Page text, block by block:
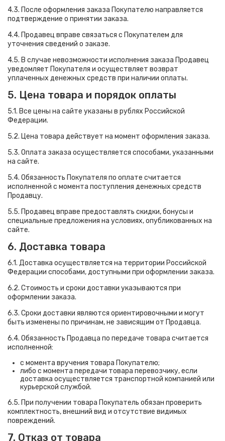
4.3. После оформления заказа Покупателю направляется
подтверждение о принятии заказа.
4.4. Продавец вправе связаться с Покупателем для
уточнения сведений о заказе.
4.5. В случае невозможности исполнения заказа Продавец
уведомляет Покупателя и осуществляет возврат
уплаченных денежных средств при наличии оплаты.
5. Цена товара и порядок оплаты
5.1. Все цены на сайте указаны в рублях Российской
Федерации.
5.2. Цена товара действует на момент оформления заказа.
5.3. Оплата заказа осуществляется способами, указанными
на сайте.
5.4. Обязанность Покупателя по оплате считается
исполненной с момента поступления денежных средств
Продавцу.
5.5. Продавец вправе предоставлять скидки, бонусы и
специальные предложения на условиях, опубликованных на
сайте.
6. Доставка товара
6.1. Доставка осуществляется на территории Российской
Федерации способами, доступными при оформлении заказа.
6.2. Стоимость и сроки доставки указываются при
оформлении заказа.
6.3. Сроки доставки являются ориентировочными и могут
быть изменены по причинам, не зависящим от Продавца.
6.4. Обязанность Продавца по передаче товара считается
исполненной:
с момента вручения товара Покупателю;
либо с момента передачи товара перевозчику, если
доставка осуществляется транспортной компанией или
курьерской службой.
6.5. При получении товара Покупатель обязан проверить
комплектность, внешний вид и отсутствие видимых
повреждений.
7. Отказ от товара